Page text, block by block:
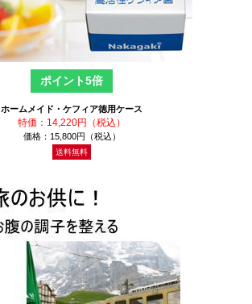
ポイント5倍
ホームメイド・ケフィア徳用ケース
特価：14,220円（税込）
価格：15,800円（税込）
送料無料